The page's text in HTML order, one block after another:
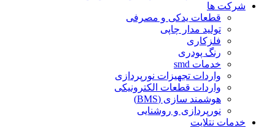
شرکت ها
قطعات یدکی و مصرفی
تولید مدار چاپی
فلزکاری
رنگ پودری
خدمات smd
واردات تجهیزات نورپردازی
واردات قطعات الکترونیکی
هوشمند سازی (BMS)
نورپردازی و روشنایی
خدمات نتلایت